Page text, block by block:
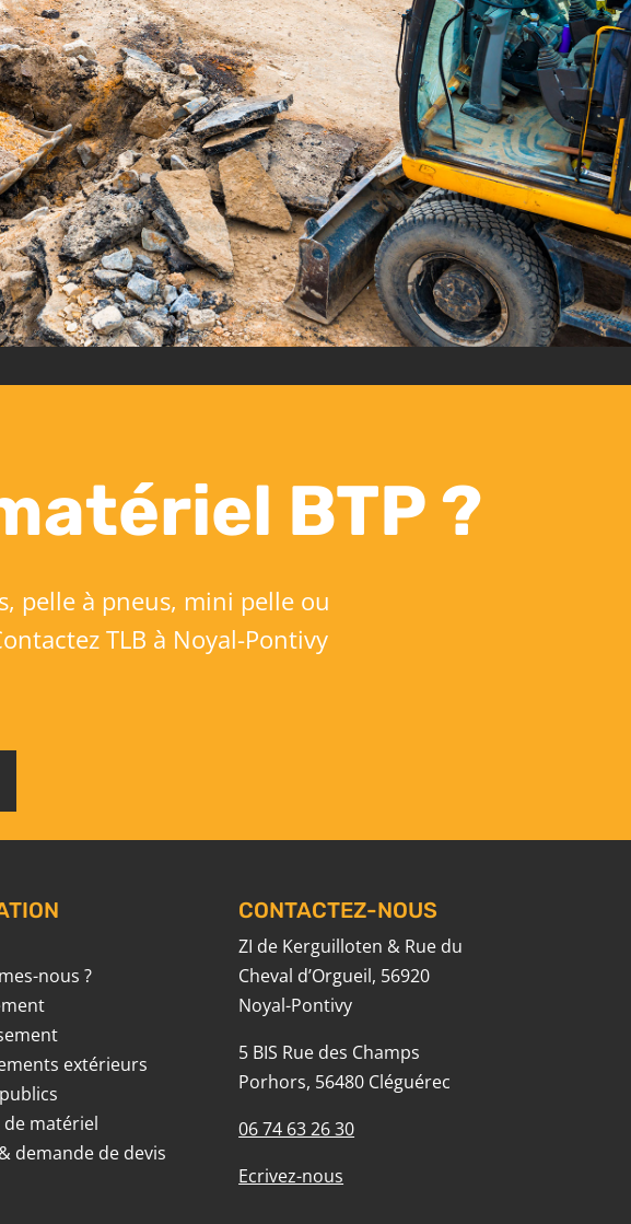
BTP ?
pelle à pneus, mini pelle ou
TLB à Noyal-Pontivy
nous ?
extérieurs
matériel
demande de devis
CONTACTEZ-NOUS
ZI de Kerguilloten & Rue du
Cheval d’Orgueil, 56920
Noyal-Pontivy
5 BIS Rue des Champs
Porhors, 56480 Cléguérec
06 74 63 26 30
Ecrivez-nous